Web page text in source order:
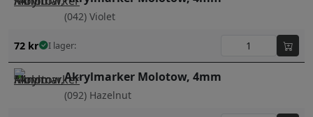
(042) Violet
72 kr I lager:
Akrylmarker Molotow, 4mm
(092) Hazelnut